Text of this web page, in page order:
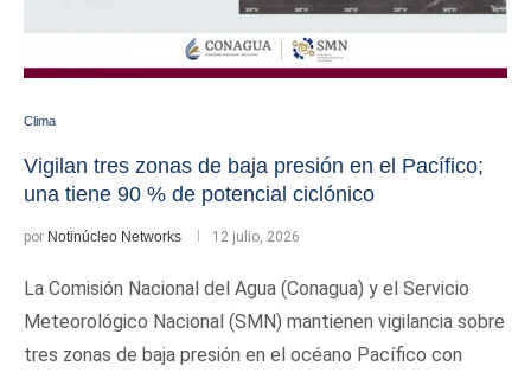
Clima
Vigilan tres zonas de baja presión en el Pacífico;
una tiene 90 % de potencial ciclónico
por Notinúcleo Networks 12 julio, 2026
La Comisión Nacional del Agua (Conagua) y el Servicio
Meteorológico Nacional (SMN) mantienen vigilancia sobre
tres zonas de baja presión en el océano Pacífico con